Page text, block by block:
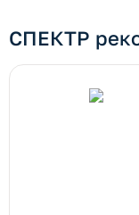
СПЕКТР